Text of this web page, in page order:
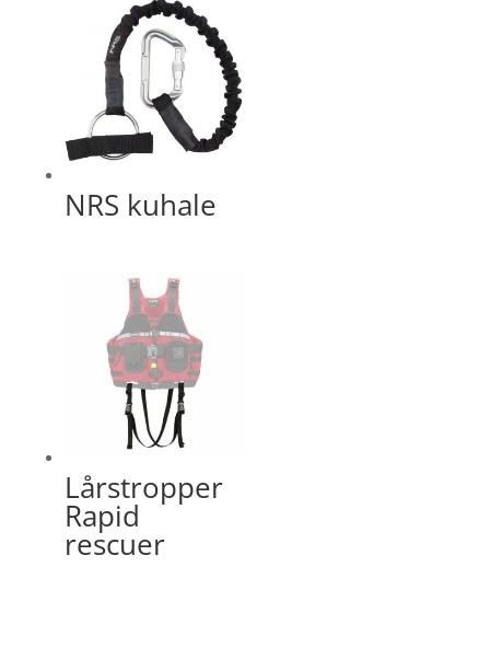
NRS kuhale
Lårstropper
Rapid
rescuer